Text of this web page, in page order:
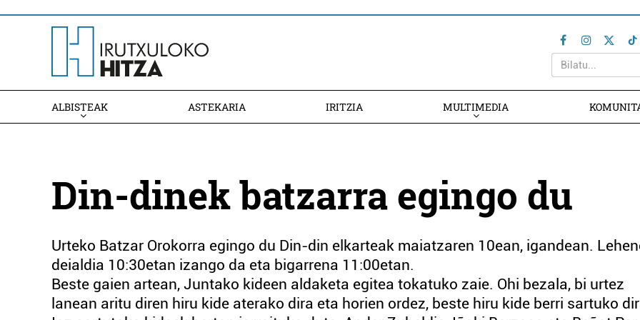
ALBISTEAK ASTEKARIA IRITZIA MULTIMEDIA
Din-dinek batzarra egingo du
Urteko Batzar Orokorra egingo du Din-din elkarteak maia­tzaren 10ean, igandean.
deialdia 10:30etan izango da eta bigarrena 11:00etan.
Beste gaien artean, Juntako kideen aldaketa egitea tokatuko zaie. Ohi bezala, bi urtez
lanean aritu diren hiru kide aterako dira eta horien ordez, beste hiru kide berri sartuko